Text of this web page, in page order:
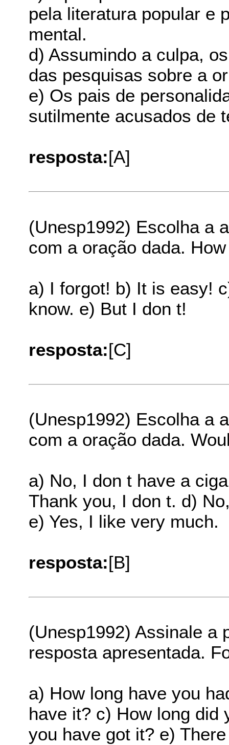
pela literatura popular e
mental.
d) Assumindo a culpa,
das pesquisas sobre a
e) Os pais de
sutilmente acusados de
resposta:[A]
(Unesp1992) Escolha a
com a oração dada.
a) I forgot! b) It is easy!
know. e) But I don t!
resposta:[C]
(Unesp1992) Escolha a
com a oração dada.
a) No, I don t have a
Thank you, I don t. d)
e) Yes, I like very much.
resposta:[B]
(Unesp1992) Assinale a
resposta apresentada.
a) How long have you
have it? c) How long did
you have got it? e)